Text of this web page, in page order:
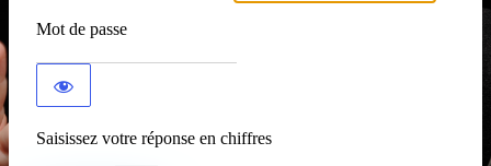
Mot de passe
Saisissez votre réponse en chiffres